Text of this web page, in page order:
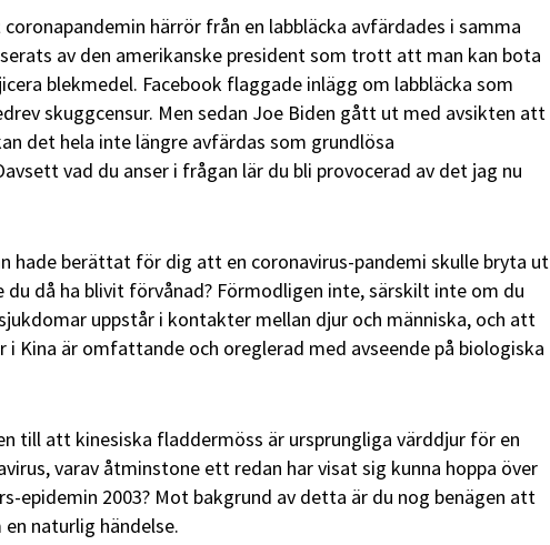
coronapandemin härrör från en labbläcka avfärdades i samma
av den amerikanske president som trott att man kan bota
blekmedel. Facebook flaggade inlägg om labbläcka som
skuggcensur. Men sedan Joe Biden gått ut med avsikten att
det hela inte längre avfärdas som grundlösa
vad du anser i frågan lär du bli provocerad av det jag nu
hade berättat för dig att en coronavirus-pandemi skulle bryta ut
du då ha blivit förvånad? Förmodligen inte, särskilt inte om du
uppstår i kontakter mellan djur och människa, och att
i Kina är omfattande och oreglerad med avseende på biologiska
till att kinesiska fladdermöss är ursprungliga värddjur för en
varav åtminstone ett redan har visat sig kunna hoppa över
epidemin 2003? Mot bakgrund av detta är du nog benägen att
naturlig händelse.